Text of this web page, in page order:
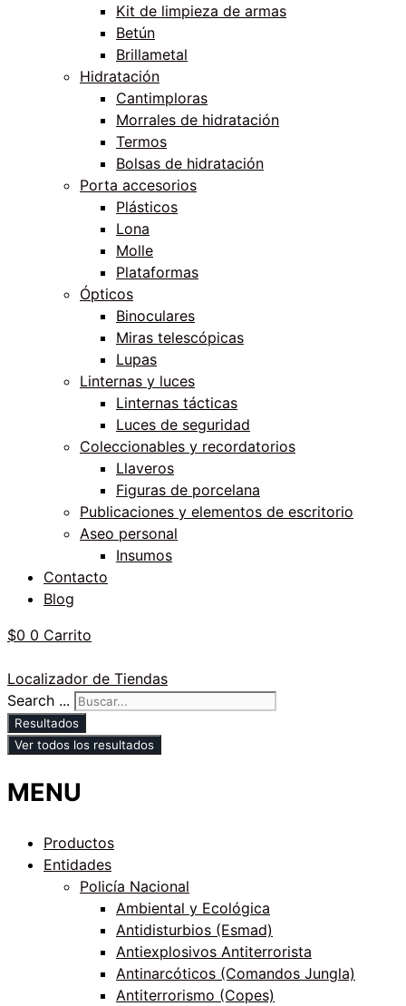
Kit de limpieza de armas
Betún
Brillametal
Hidratación
Cantimploras
Morrales de hidratación
Termos
Bolsas de hidratación
Porta accesorios
Plásticos
Lona
Molle
Plataformas
Ópticos
Binoculares
Miras telescópicas
Lupas
Linternas y luces
Linternas tácticas
Luces de seguridad
Coleccionables y recordatorios
Llaveros
Figuras de porcelana
Publicaciones y elementos de escritorio
Aseo personal
Insumos
Contacto
Blog
$0 0 Carrito
Localizador de Tiendas
Search ...
Resultados
Ver todos los resultados
MENU
Productos
Entidades
Policía Nacional
Ambiental y Ecológica
Antidisturbios (Esmad)
Antiexplosivos Antiterrorista
Antinarcóticos (Comandos Jungla)
Antiterrorismo (Copes)